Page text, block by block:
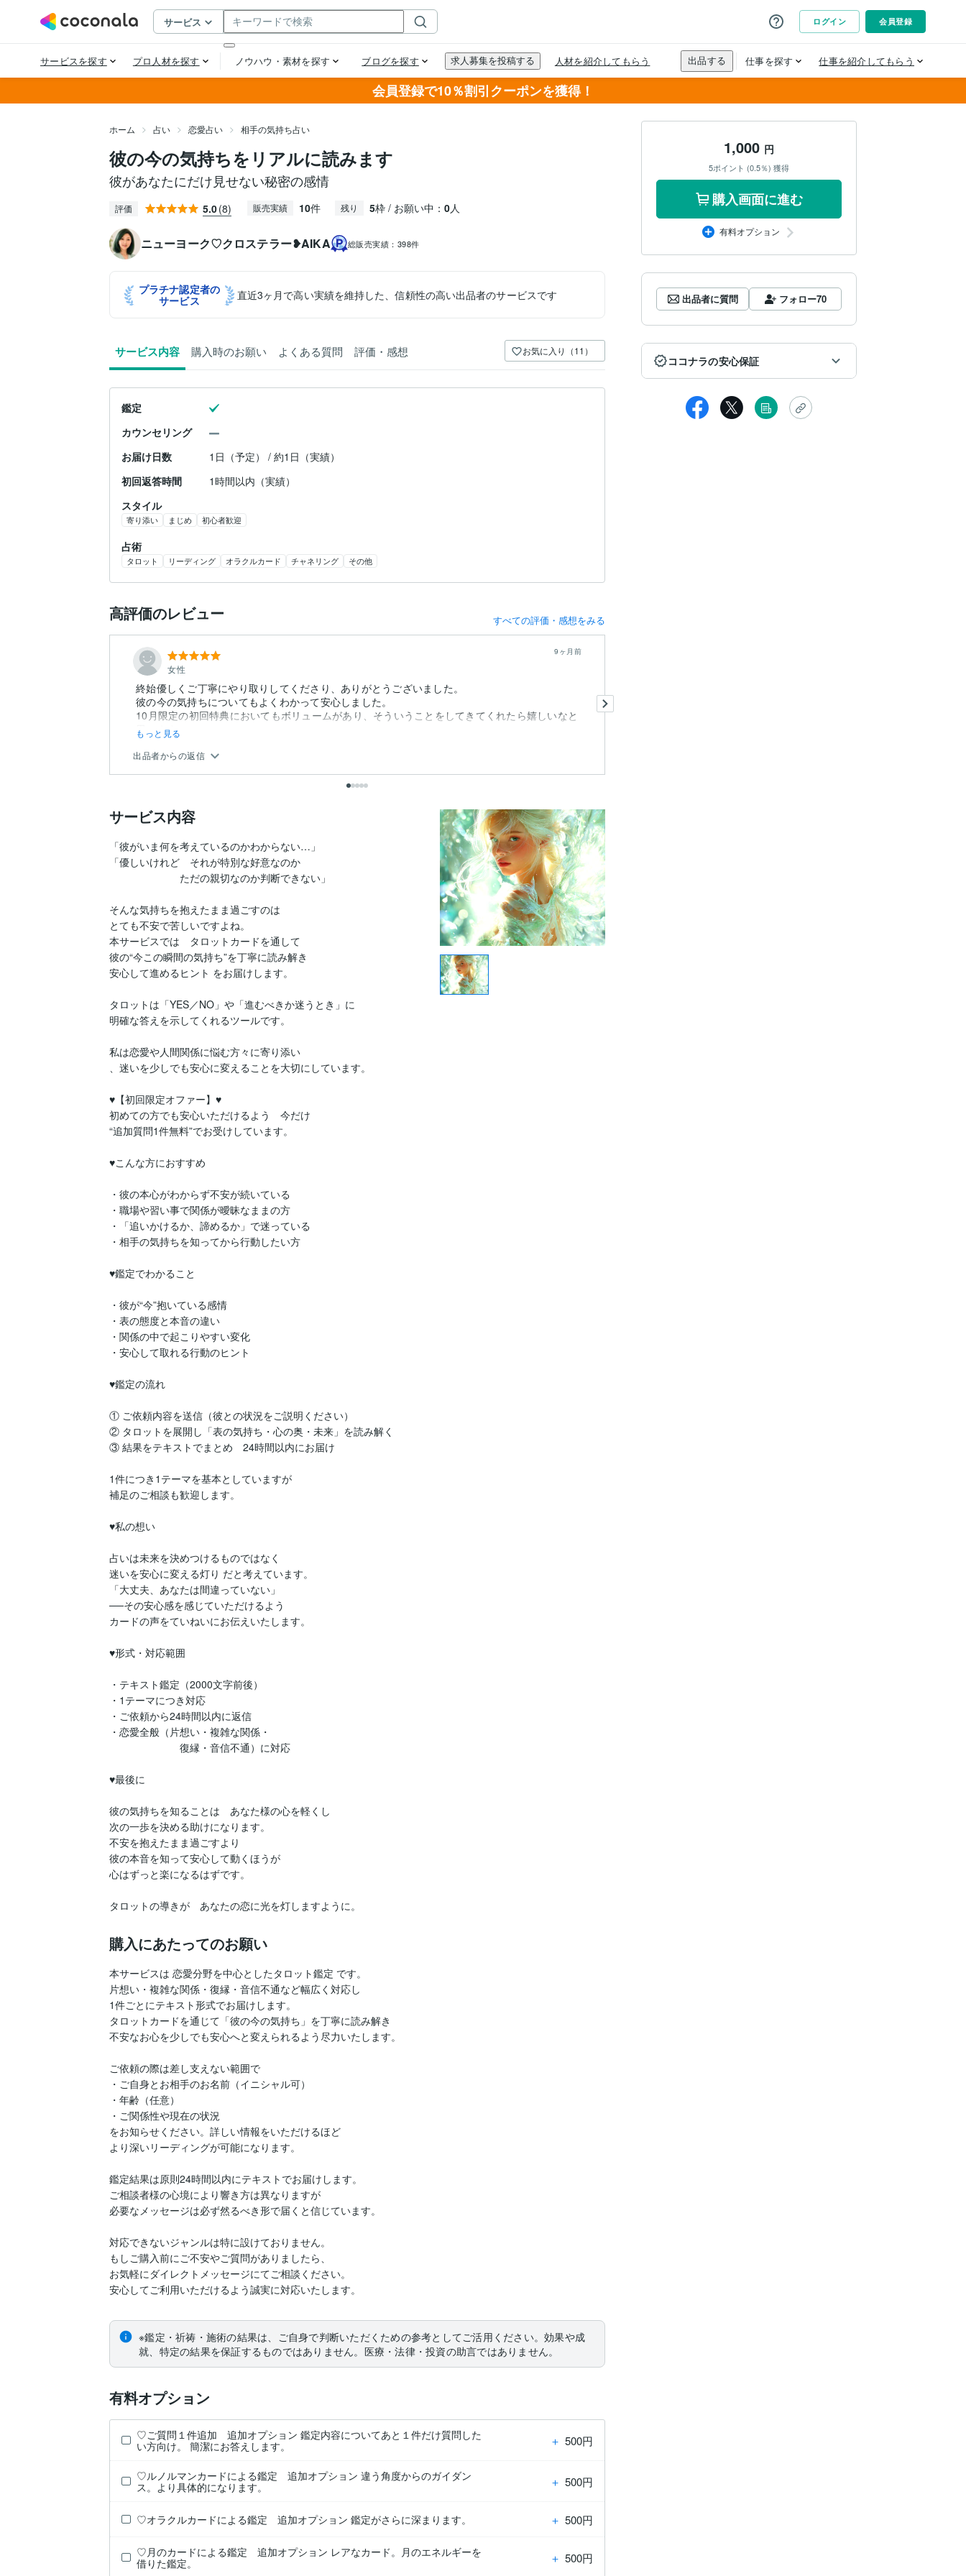
会員登録で10％割引クーポンを獲得！
ホーム 占い 恋愛占い 相手の気持ち占い
彼の今の気持ちをリアルに読みます
彼があなたにだけ見せない秘密の感情
評価 5.0(8) 販売実績 10件 残り 5枠 / お願い中： 0人
ニューヨーク♡クロステラー❥AIKA 総販売実績： 398件
プラチナ認定者の
サービス
直近3ヶ月で高い実績を維持した、信頼性の高い出品者のサービスです
サービス内容 購入時のお願い よくある質問 評価・感想 お気に入り（11）
鑑定
カウンセリング
お届け日数
1日（予定） / 約1日（実績）
初回返答時間
1時間以内（実績）
スタイル
寄り添い まじめ 初心者歓迎
占術
タロット リーディング オラクルカード チャネリング その他
高評価のレビュー すべての評価・感想をみる
女性
9ヶ月前
終始優しくご丁寧にやり取りしてくださり、ありがとうございました。
彼の今の気持ちについてもよくわかって安心しました。
10月限定の初回特典においてもボリュームがあり、そういうことをしてきてくれたら嬉しいなと
思います。
もっと見る
出品者からの返信
サービス内容
「彼がいま何を考えているのかわからない…」
「優しいけれど　それが特別な好意なのか
ただの親切なのか判断できない」
そんな気持ちを抱えたまま過ごすのは
とても不安で苦しいですよね。
本サービスでは　タロットカードを通して
彼の“今この瞬間の気持ち”を丁寧に読み解き
安心して進めるヒント をお届けします。
タロットは「YES／NO」や「進むべきか迷うとき」に
明確な答えを示してくれるツールです。
私は恋愛や人間関係に悩む方々に寄り添い
、迷いを少しでも安心に変えることを大切にしています。
♥【初回限定オファー】♥
初めての方でも安心いただけるよう　今だけ
“追加質問1件無料”でお受けしています。
♥こんな方におすすめ
・彼の本心がわからず不安が続いている
・職場や習い事で関係が曖昧なままの方
・「追いかけるか、諦めるか」で迷っている
・相手の気持ちを知ってから行動したい方
♥鑑定でわかること
・彼が“今”抱いている感情
・表の態度と本音の違い
・関係の中で起こりやすい変化
・安心して取れる行動のヒント
♥鑑定の流れ
① ご依頼内容を送信（彼との状況をご説明ください）
② タロットを展開し「表の気持ち・心の奥・未来」を読み解く
③ 結果をテキストでまとめ　24時間以内にお届け
1件につき1テーマを基本としていますが
補足のご相談も歓迎します。
♥私の想い
占いは未来を決めつけるものではなく
迷いを安心に変える灯り だと考えています。
「大丈夫、あなたは間違っていない」
──その安心感を感じていただけるよう
カードの声をていねいにお伝えいたします。
♥形式・対応範囲
・テキスト鑑定（2000文字前後）
・1テーマにつき対応
・ご依頼から24時間以内に返信
・恋愛全般（片想い・複雑な関係・
復縁・音信不通）に対応
♥最後に
彼の気持ちを知ることは　あなた様の心を軽くし
次の一歩を決める助けになります。
不安を抱えたまま過ごすより
彼の本音を知って安心して動くほうが
心はずっと楽になるはずです。
タロットの導きが　あなたの恋に光を灯しますように。
購入にあたってのお願い
本サービスは 恋愛分野を中心としたタロット鑑定 です。
片想い・複雑な関係・復縁・音信不通など幅広く対応し
1件ごとにテキスト形式でお届けします。
タロットカードを通じて「彼の今の気持ち」を丁寧に読み解き
不安なお心を少しでも安心へと変えられるよう尽力いたします。
ご依頼の際は差し支えない範囲で
・ご自身とお相手のお名前（イニシャル可）
・年齢（任意）
・ご関係性や現在の状況
をお知らせください。詳しい情報をいただけるほど
より深いリーディングが可能になります。
鑑定結果は原則24時間以内にテキストでお届けします。
ご相談者様の心境により響き方は異なりますが
必要なメッセージは必ず然るべき形で届くと信じています。
対応できないジャンルは特に設けておりません。
もしご購入前にご不安やご質問がありましたら、
お気軽にダイレクトメッセージにてご相談ください。
※鑑定・祈祷・施術の結果は、ご自身で判断いただくための参考としてご活用ください。効果や成
就、特定の結果を保証するものではありません。医療・法律・投資の助言ではありません。
有料オプション
♡ご質問１件追加 追加オプション 鑑定内容についてあと１件だけ質問した
い方向け。 簡潔にお答えします。
＋ 500円
♡ルノルマンカードによる鑑定 追加オプション 違う角度からのガイダン
ス。より具体的になります。
＋ 500円
♡オラクルカードによる鑑定 追加オプション 鑑定がさらに深まります。 ＋ 500円
♡月のカードによる鑑定 追加オプション レアなカード。月のエネルギーを
借りた鑑定。
＋ 500円
1,000 円
5ポイント (0.5％) 獲得
購入画面に進む
有料オプション
出品者に質問 フォロー70
ココナラの安心保証